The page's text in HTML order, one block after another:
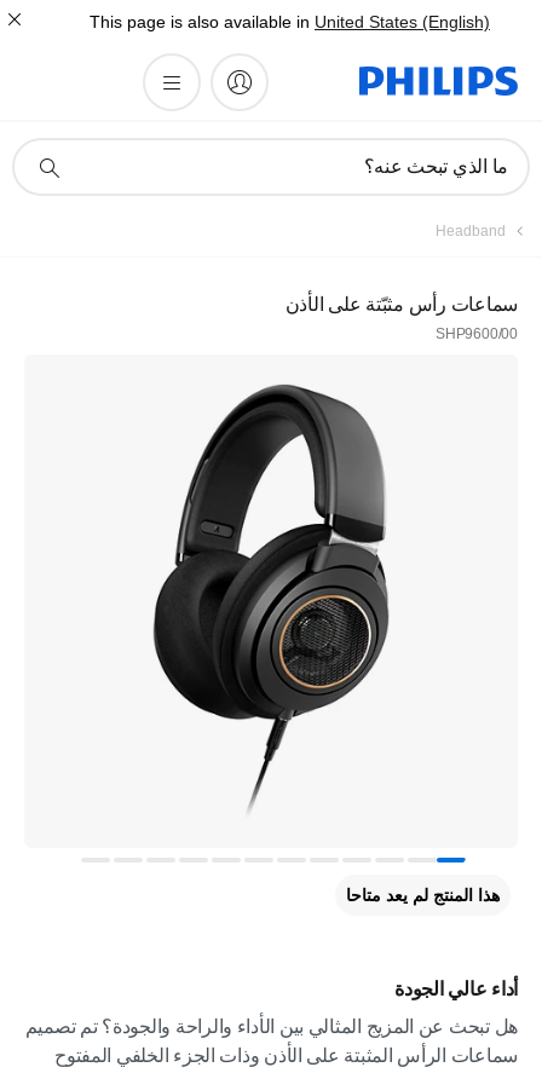
This page is also available in United States (English)
دعم
ما الذي تبحث عنه؟
تسجيل
Headband
سماعات رأس مثبّتة على الأذن
SHP9600/00
أداء عالي الجودة
هل تبحث عن المزيج المثالي بين الأداء والراحة والجودة؟ تم تصميم
سماعات الرأس المثبتة على الأذن وذات الجزء الخلفي المفتوح
هذا المنتج لم يعد متاحا